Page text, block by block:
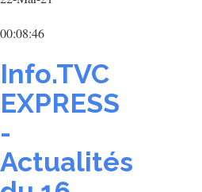
00:08:46
Info.TVC
EXPRESS
-
Actualités